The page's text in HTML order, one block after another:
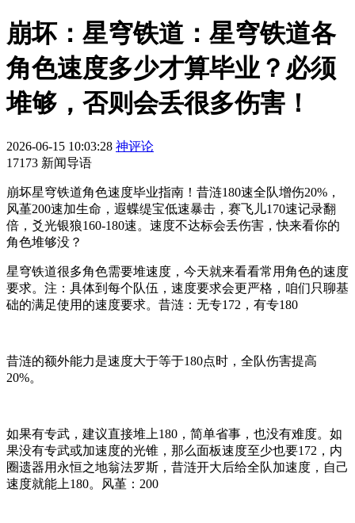
崩坏：星穹铁道：星穹铁道各
角色速度多少才算毕业？必须
堆够，否则会丢很多伤害！
2026-06-15 10:03:28 神评论
17173 新闻导语
崩坏星穹铁道角色速度毕业指南！昔涟180速全队增伤20%，
风堇200速加生命，遐蝶缇宝低速暴击，赛飞儿170速记录翻
倍，爻光银狼160-180速。速度不达标会丢伤害，快来看你的
角色堆够没？
星穹铁道很多角色需要堆速度，今天就来看看常用角色的速度
要求。注：具体到每个队伍，速度要求会更严格，咱们只聊基
础的满足使用的速度要求。昔涟：无专172，有专180
昔涟的额外能力是速度大于等于180点时，全队伤害提高
20%。
如果有专武，建议直接堆上180，简单省事，也没有难度。如
果没有专武或加速度的光锥，那么面板速度至少也要172，内
圈遗器用永恒之地翁法罗斯，昔涟开大后给全队加速度，自己
速度就能上180。风堇：200